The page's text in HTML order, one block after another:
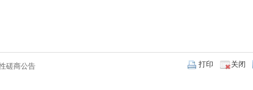
磋商公告 打印 关闭